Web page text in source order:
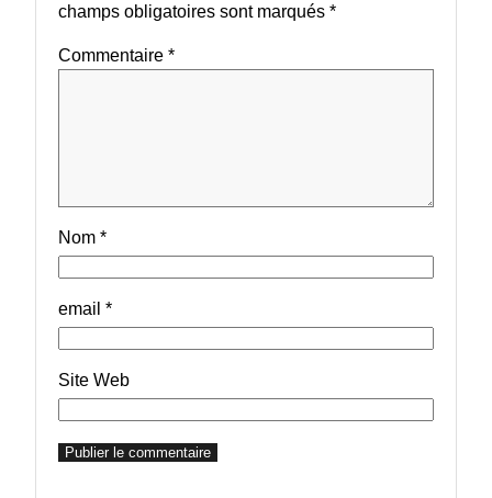
champs obligatoires sont marqués *
Commentaire *
Nom *
email *
Site Web